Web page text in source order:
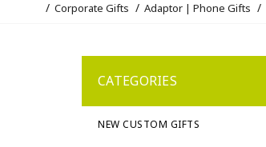
Corporate Gifts Adaptor | Phone Gifts
CATEGORIES
NEW CUSTOM GIFTS